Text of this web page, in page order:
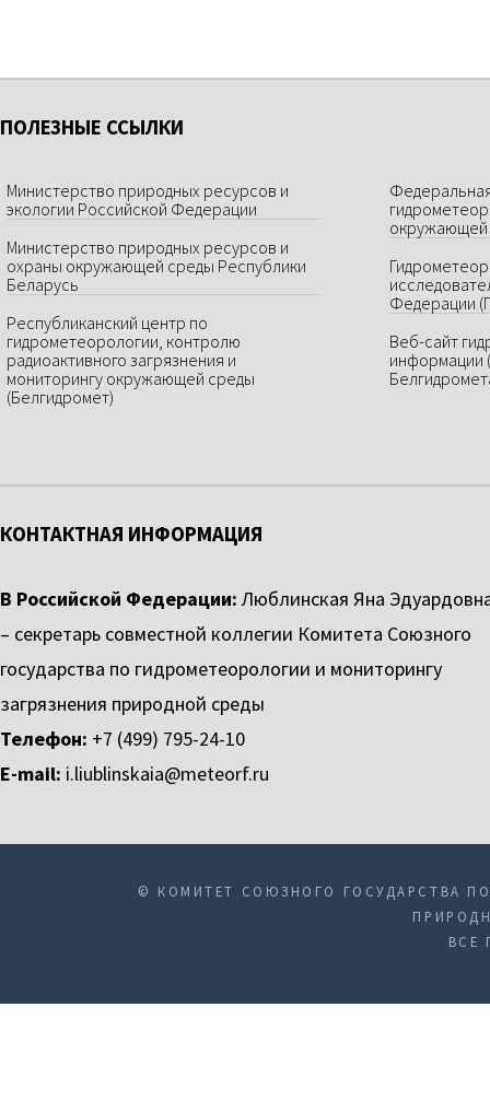
ПОЛЕЗНЫЕ ССЫЛКИ
Министерство природных ресурсов и
экологии Российской Федерации
Министерство природных ресурсов и
охраны окружающей среды Республики
Беларусь
Республиканский центр по
гидрометеорологии, контролю
радиоактивного загрязнения и
мониторингу окружающей среды
(Белгидромет)
окружающей
Федерации
Веб-сайт
информации
КОНТАКТНАЯ ИНФОРМАЦИЯ
В Российской Федерации:Люблинская Яна
– секретарь совместной коллегии Комитета Союзного
государства по гидрометеорологии и мониторингу
загрязнения природной среды
Телефон: +7 (499) 795-24-10
E-mail: i.liublinskaia@meteorf.ru
© КОМИТЕТ СОЮЗНОГО ГОСУДАРСТВА
ВСЕ